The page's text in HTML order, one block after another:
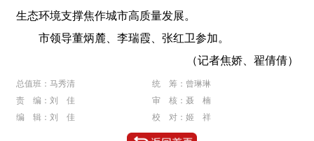
生态环境支撑焦作城市高质量发展。
市领导董炳麓、李瑞霞、张红卫参加。
（记者焦娇、翟倩倩）
总值班：马秀清
统 筹：曾琳琳
责 编：刘 佳
审 核：聂 楠
编 辑：刘 佳
校 对：姬 祥